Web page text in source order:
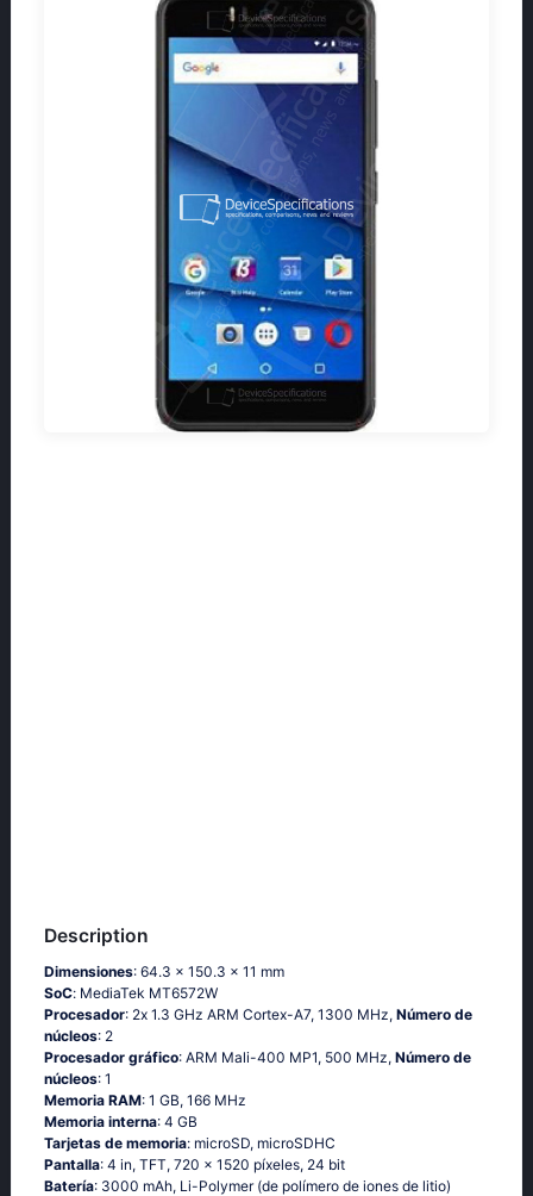
Description
Dimensiones: 64.3 x 150.3 x 11 mm
SoC: МеdiаТеk МТ6572W
Procesador: 2х 1.3 GНz АRМ Соrtех-А7, 1300 MHz, Número de
núcleos: 2
Procesador gráfico: ARM Mali-400 MP1, 500 MHz, Número de
núcleos: 1
Memoria RAM: 1 GB, 166 MHz
Memoria interna: 4 GB
Tarjetas de memoria: microSD, microSDHC
Pantalla: 4 in, TFT, 720 x 1520 píxeles, 24 bit
Batería: 3000 mAh, Li-Polymer (de polímero de iones de litio)